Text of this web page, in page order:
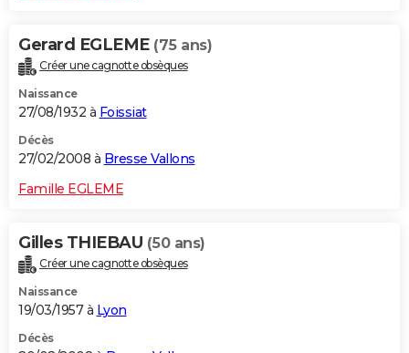
Gerard EGLEME (75 ans)
Créer une cagnotte obsèques
Naissance
27/08/1932 à Foissiat
Décès
27/02/2008 à Bresse Vallons
Famille EGLEME
Gilles THIEBAU (50 ans)
Créer une cagnotte obsèques
Naissance
19/03/1957 à Lyon
Décès